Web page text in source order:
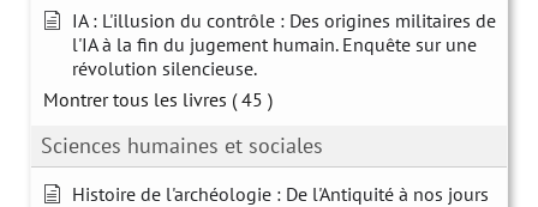
IA : L'illusion du contrôle : Des origines militaires de
l'IA à la fin du jugement humain. Enquête sur une
révolution silencieuse.
Montrer tous les livres ( 45 )
Sciences humaines et sociales
Histoire de l'archéologie : De l'Antiquité à nos jours